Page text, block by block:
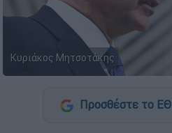
Κυριάκος Μητσοτάκης
Προσθέστε το